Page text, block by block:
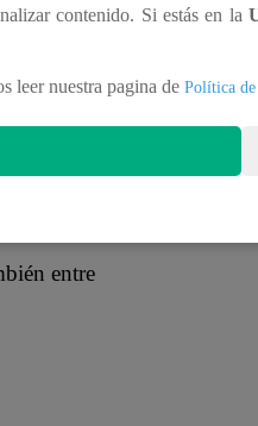
temporada
entre
contenido. Si estás en la
leer nuestra pagina de Política